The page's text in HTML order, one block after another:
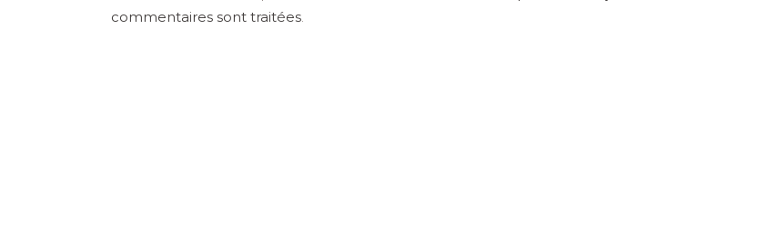
commentaires sont traitées.